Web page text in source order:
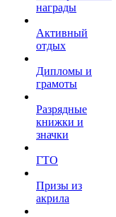
награды
Активный
отдых
Дипломы и
грамоты
Разрядные
книжки и
значки
ГТО
Призы из
акрила